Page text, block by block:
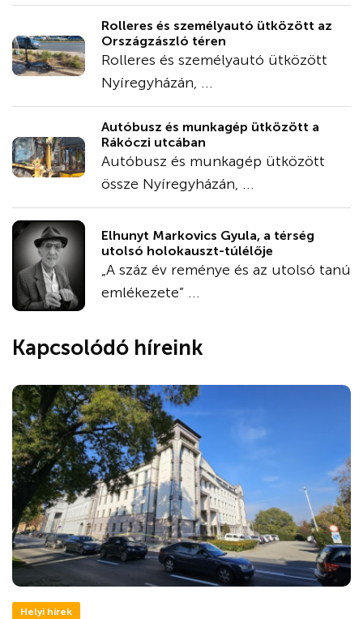
Rolleres és személyautó ütközött az
Országzászló téren
Rolleres és személyautó ütközött
Nyíregyházán, ...
Autóbusz és munkagép ütközött a
Rákóczi utcában
Autóbusz és munkagép ütközött
össze Nyíregyházán, ...
Elhunyt Markovics Gyula, a térség
utolsó holokauszt-túlélője
„A száz év reménye és az utolsó tanú
emlékezete” ...
Kapcsolódó híreink
Helyi hírek